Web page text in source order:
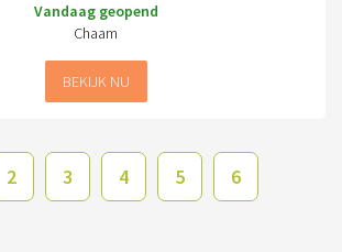
Vandaag geopend
Chaam
BEKIJK NU
2 3 4 5 6